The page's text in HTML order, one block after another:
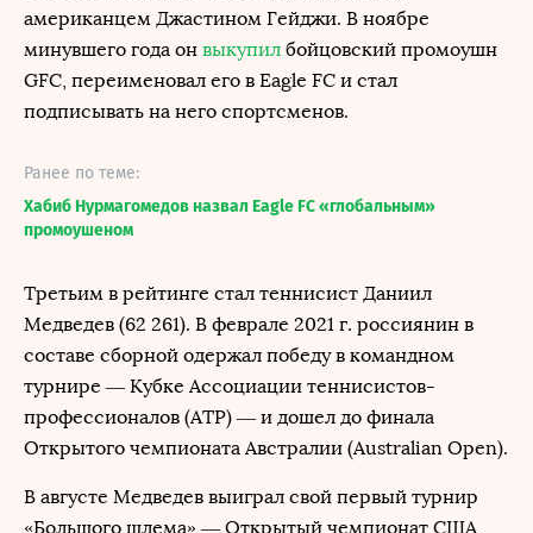
американцем Джастином Гейджи. В ноябре
минувшего года он выкупил бойцовский промоушн
GFC, переименовал его в Eagle FC и стал
подписывать на него спортсменов.
Ранее по теме:
Хабиб Нурмагомедов назвал Eagle FC «глобальным»
промоушеном
Третьим в рейтинге стал теннисист Даниил
Медведев (62 261). В феврале 2021 г. россиянин в
составе сборной одержал победу в командном
турнире — Кубке Ассоциации теннисистов-
профессионалов (АТР) — и дошел до финала
Открытого чемпионата Австралии (Australian Open).
В августе Медведев выиграл свой первый турнир
«Большого шлема» — Открытый чемпионат США